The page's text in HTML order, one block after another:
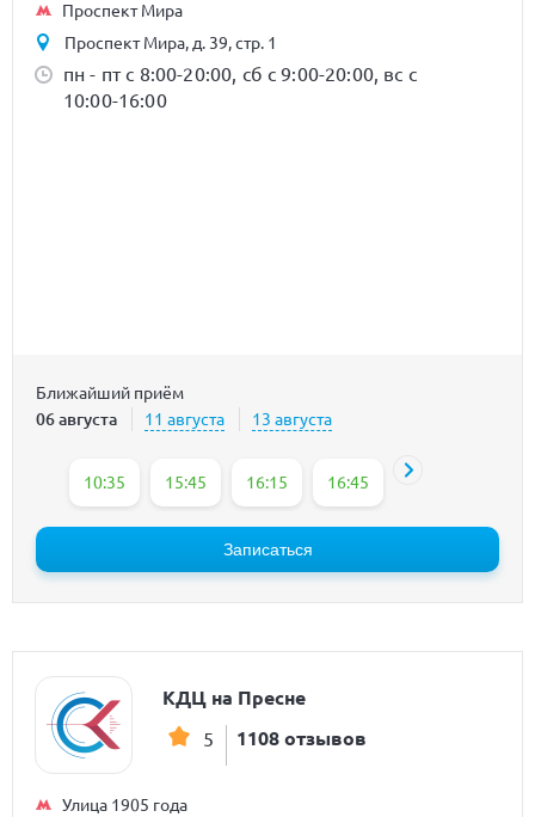
Проспект Мира
Проспект Мира, д. 39, стр. 1
пн - пт с 8:00-20:00, сб с 9:00-20:00, вс с
10:00-16:00
Ближайший приём
06 августа 11 августа 13 августа
10:35 15:45 16:15 16:45
Записаться
КДЦ на Пресне
5 1108 отзывов
Улица 1905 года